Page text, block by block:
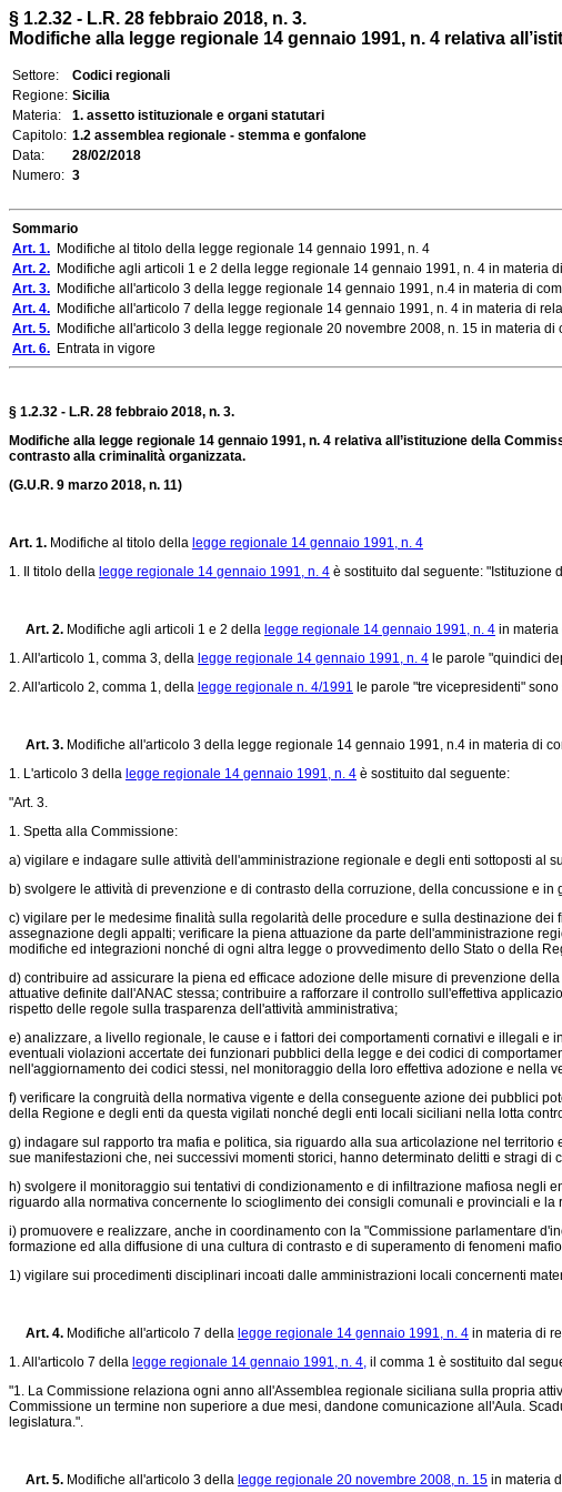
§ 1.2.32 - L.R. 28 febbraio 2018, n. 3.
Modifiche alla legge regionale 14 gennaio 1991, n. 4 relativa
Settore:
Codici regionali
Regione: Sicilia
Materia:
1. assetto istituzionale e organi statutari
Capitolo: 1.2 assemblea regionale - stemma e gonfalone
Data:
28/02/2018
Numero: 3
Sommario
Art. 1. Modifiche al titolo della legge regionale 14 gennaio 1991, n. 4
Art. 2. Modifiche agli articoli 1 e 2 della legge regionale 14 gennaio 1991, n. 4 in materia
Art. 3. Modifiche all'articolo 3 della legge regionale 14 gennaio 1991, n.4 in materia di
Art. 4. Modifiche all'articolo 7 della legge regionale 14 gennaio 1991, n. 4 in materia di
Art. 5. Modifiche all'articolo 3 della legge regionale 20 novembre 2008, n. 15 in materia
Art. 6. Entrata in vigore
§ 1.2.32 - L.R. 28 febbraio 2018, n. 3.
Modifiche alla legge regionale 14 gennaio 1991, n. 4 relativa all’istituzione della
contrasto alla criminalità organizzata.
(G.U.R. 9 marzo 2018, n. 11)
Art. 1. Modifiche al titolo della legge regionale 14 gennaio 1991, n. 4
1. Il titolo della legge regionale 14 gennaio 1991, n. 4 è sostituito dal seguente: "Istituzione
Art. 2. Modifiche agli articoli 1 e 2 della legge regionale 14 gennaio 1991, n. 4 in
1. All'articolo 1, comma 3, della legge regionale 14 gennaio 1991, n. 4 le parole "quindici
2. All'articolo 2, comma 1, della legge regionale n. 4/1991 le parole "tre vicepresidenti"
Art. 3. Modifiche all'articolo 3 della legge regionale 14 gennaio 1991, n.4 in materia di
1. L'articolo 3 della legge regionale 14 gennaio 1991, n. 4 è sostituito dal seguente:
"Art. 3.
1. Spetta alla Commissione:
a) vigilare e indagare sulle attività dell'amministrazione regionale e degli enti sottoposti al
b) svolgere le attività di prevenzione e di contrasto della corruzione, della concussione e
c) vigilare per le medesime finalità sulla regolarità delle procedure e sulla destinazione
assegnazione degli appalti; verificare la piena attuazione da parte dell'amministrazione
modifiche ed integrazioni nonché di ogni altra legge o provvedimento dello Stato o della
d) contribuire ad assicurare la piena ed efficace adozione delle misure di prevenzione
attuative definite dall'ANAC stessa; contribuire a rafforzare il controllo sull'effettiva
rispetto delle regole sulla trasparenza dell'attività amministrativa;
e) analizzare, a livello regionale, le cause e i fattori dei comportamenti cornativi e illegali
eventuali violazioni accertate dei funzionari pubblici della legge e dei codici di
nell'aggiornamento dei codici stessi, nel monitoraggio della loro effettiva adozione e nella
f) verificare la congruità della normativa vigente e della conseguente azione dei pubblici
della Regione e degli enti da questa vigilati nonché degli enti locali siciliani nella lotta
g) indagare sul rapporto tra mafia e politica, sia riguardo alla sua articolazione nel
sue manifestazioni che, nei successivi momenti storici, hanno determinato delitti e stragi di
h) svolgere il monitoraggio sui tentativi di condizionamento e di infiltrazione mafiosa negli
riguardo alla normativa concernente lo scioglimento dei consigli comunali e provinciali e
i) promuovere e realizzare, anche in coordinamento con la "Commissione parlamentare
formazione ed alla diffusione di una cultura di contrasto e di superamento di fenomeni
1) vigilare sui procedimenti disciplinari incoati dalle amministrazioni locali concernenti
Art. 4. Modifiche all'articolo 7 della legge regionale 14 gennaio 1991, n. 4 in materia di
1. All'articolo 7 della legge regionale 14 gennaio 1991, n. 4, il comma 1 è sostituito dal
"1. La Commissione relaziona ogni anno all'Assemblea regionale siciliana sulla propria
Commissione un termine non superiore a due mesi, dandone comunicazione all'Aula.
legislatura.".
Art. 5. Modifiche all'articolo 3 della legge regionale 20 novembre 2008, n. 15 in materia